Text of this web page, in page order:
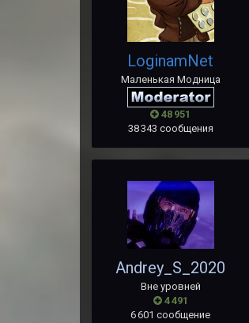
LoginamNet
Маленькая Модница
48 951
38 343 сообщения
Andrey_S_2020
Вне уровней
4 491
6 601 сообщение